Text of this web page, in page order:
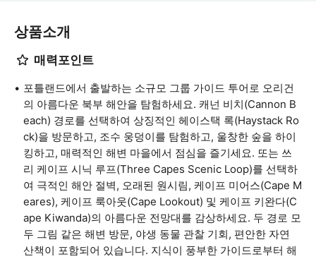
상품소개
매력포인트
포틀랜드에서 출발하는 소규모 그룹 가이드 투어로 오리건
의 아름다운 북부 해안을 탐험하세요. 캐넌 비치(Cannon B
each) 경로를 선택하여 상징적인 헤이스택 록(Haystack Ro
ck)을 방문하고, 조수 웅덩이를 탐험하고, 울창한 숲을 하이
킹하고, 매력적인 해변 마을에서 점심을 즐기세요. 또는 쓰
리 케이프 시닉 루프(Three Capes Scenic Loop)를 선택하
여 극적인 해안 절벽, 오래된 원시림, 케이프 미어스(Cape M
eares), 케이프 룩아웃(Cape Lookout) 및 케이프 키완다(C
ape Kiwanda)의 아름다운 전망대를 감상하세요. 두 경로 모
두 그림 같은 해변 방문, 야생 동물 관찰 기회, 편안한 자연
산책이 포함되어 있습니다. 지식이 풍부한 가이드로부터 해